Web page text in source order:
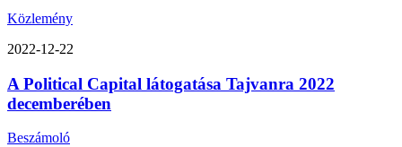
Közlemény
2022-12-22
A Political Capital látogatása Tajvanra 2022
decemberében
Beszámoló